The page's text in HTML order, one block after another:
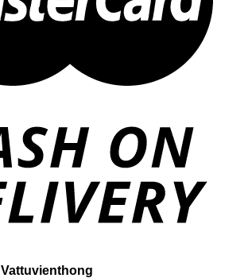
Vattuvienthong